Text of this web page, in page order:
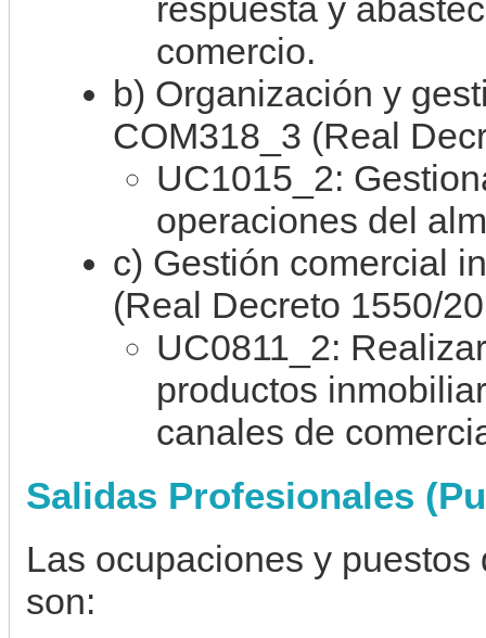
respuesta y
comercio.
b) Organización y
COM318_3 (Real
UC1015_2:
operaciones del
c) Gestión comercial
(Real Decreto 1550/
UC0811_2:
productos
canales de
Salidas Profesionales
Las ocupaciones y
son: